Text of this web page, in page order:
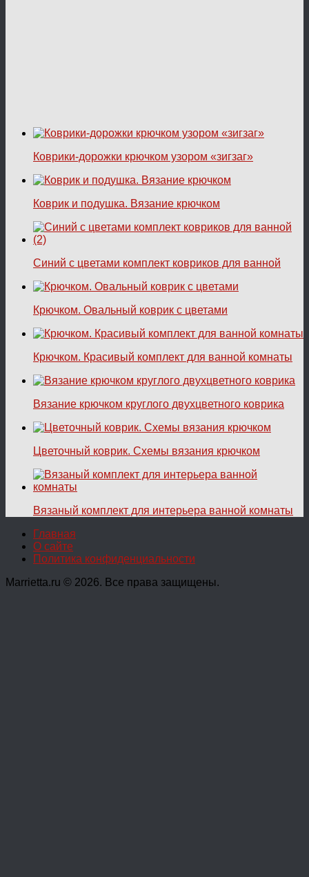
Коврики-дорожки крючком узором «зигзаг»
Коврик и подушка. Вязание крючком
Синий с цветами комплект ковриков для ванной
Крючком. Овальный коврик с цветами
Крючком. Красивый комплект для ванной комнаты
Вязание крючком круглого двухцветного коврика
Цветочный коврик. Схемы вязания крючком
Вязаный комплект для интерьера ванной комнаты
Главная
О сайте
Политика конфиденциальности
Marrietta.ru © 2026. Все права защищены.